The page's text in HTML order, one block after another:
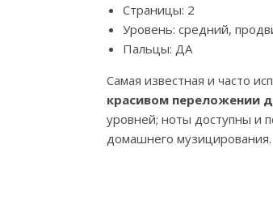
Страницы: 2
Уровень: средний,
Пальцы: ДА
Самая известная и часто
красивом переложении
уровней; ноты доступны и
домашнего музицирования.